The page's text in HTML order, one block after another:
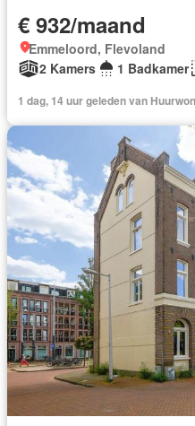
€ 932/maand
Emmeloord, Flevoland
2 Kamers
1 Badkamer
1 dag, 14 uur geleden van